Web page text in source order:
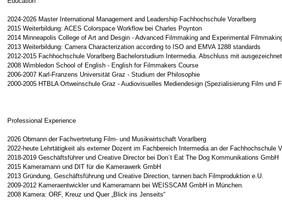
2024-2026 Master International Management and Leadership Fachhochschule Vorarlberg
2015 Weiterbildung: ACES Colorspace Workflow bei Charles Poynton
2014 Minneapolis College of Art and Desgin - Advanced Filmmaking and Experimental
2013 Weiterbildung: Camera Characterization according to ISO and EMVA 1288 standards
2012-2015 Fachhochschule Vorarlberg Bachelorstudium Intermedia. Abschluss mit
2008 Wimbledon School of English - English for Filmmakers Course
2006-2007 Karl-Franzens Universität Graz - Studium der Philosophie
2000-2005 HTBLA Ortweinschule Graz - Audiovisuelles Mediendesign (Spezialisierung Film und
Professional Experience
2026 Obmann der Fachvertretung Film- und Musikwirtschaft Vorarlberg
2022-heute Lehrtätigkeit als externer Dozent im Fachbereich Intermedia an der Fachhochschule
2018-2019 Geschäftsführer und Creative Director bei Don´t Eat The Dog Kommunikations GmbH
2015 Kameramann und DIT für die Kamerawerk GmbH
2013 Gründung, Geschäftsführung und Creative Direction, tannen:bach Filmproduktion e.U.
2009-2012 Kameraentwickler und Kameramann bei WEISSCAM GmbH in München.
2008 Kamera: ORF, Kreuz und Quer „Blick ins Jenseits“